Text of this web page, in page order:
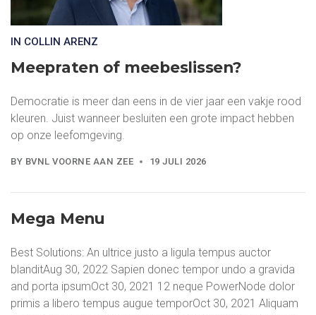
IN COLLIN ARENZ
Meepraten of meebeslissen?
Democratie is meer dan eens in de vier jaar een vakje rood
kleuren. Juist wanneer besluiten een grote impact hebben
op onze leefomgeving.
BY BVNL VOORNE AAN ZEE 19 JULI 2026
Mega Menu
Best Solutions: An ultrice justo a ligula tempus auctor
blanditAug 30, 2022 Sapien donec tempor undo a gravida
and porta ipsumOct 30, 2021 12 neque PowerNode dolor
primis a libero tempus augue temporOct 30, 2021 Aliquam